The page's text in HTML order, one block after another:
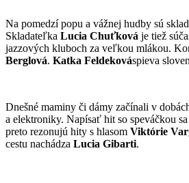
Na pomedzí popu a vážnej hudby sú
Skladateľka Lucia Chuťková je tiež
jazzových kluboch za veľkou mlákou.
Berglová. Katka Feldekováspieva
Dnešné maminy či dámy začínali v
a elektroniky. Napísať hit so speváčkou
preto rezonujú hity s hlasom Viktórie
cestu nachádza Lucia Gibarti.